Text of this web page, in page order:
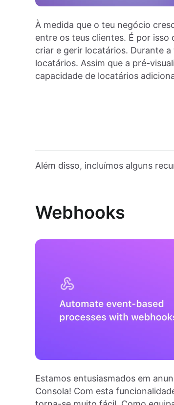
À medida que o teu negócio
entre os teus clientes. É por
criar e gerir locatários. Durante
locatários. Assim que a pré-
capacidade de locatários
Além disso, incluímos alguns
Webhooks
Estamos entusiasmados em
Consola! Com esta